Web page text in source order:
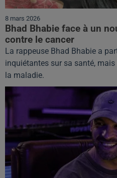
8 mars 2026
Bhad Bhabie face à un
contre le cancer
La rappeuse Bhad Bhabie a
inquiétantes sur sa santé,
la maladie.